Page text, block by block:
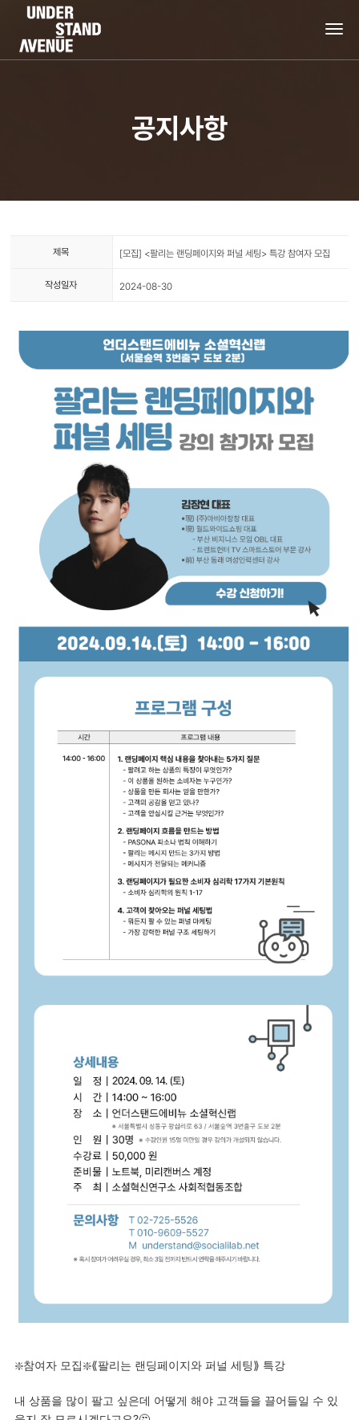
공지사항
제목 [모집] <팔리는 랜딩페이지와 퍼널 세팅> 특강 참여자 모집
작성일자 2024-08-30
❇️참여자 모집❇️⟪팔리는 랜딩페이지와 퍼널 세팅⟫ 특강
내 상품을 많이 팔고 싶은데 어떻게 해야 고객들을 끌어들일 수 있